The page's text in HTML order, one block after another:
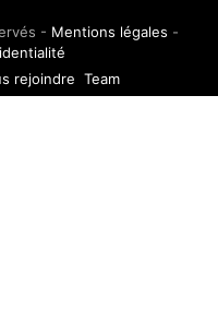
- Mentions légales -
rejoindre Team